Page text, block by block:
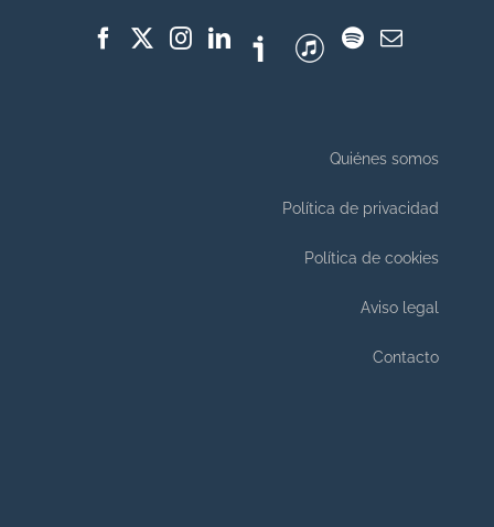
Quiénes somos
Política de privacidad
Política de cookies
Aviso legal
Contacto